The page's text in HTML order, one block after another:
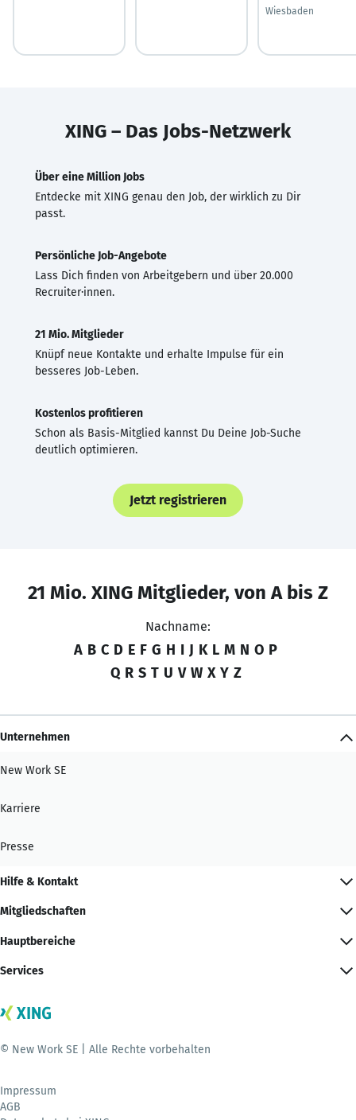
Wiesbaden
XING – Das Jobs-Netzwerk
Über eine Million Jobs
Entdecke mit XING genau den Job, der wirklich zu Dir
passt.
Persönliche Job-Angebote
Lass Dich finden von Arbeitgebern und über 20.000
Recruiter·innen.
21 Mio. Mitglieder
Knüpf neue Kontakte und erhalte Impulse für ein
besseres Job-Leben.
Kostenlos profitieren
Schon als Basis-Mitglied kannst Du Deine Job-Suche
deutlich optimieren.
Jetzt registrieren
21 Mio. XING Mitglieder, von A bis Z
Nachname:
A B C D E F G H I J K L M N O P
Q R S T U V W X Y Z
Unternehmen
New Work SE
Karriere
Presse
Hilfe & Kontakt
Mitgliedschaften
Hauptbereiche
Services
© New Work SE | Alle Rechte vorbehalten
Impressum
AGB